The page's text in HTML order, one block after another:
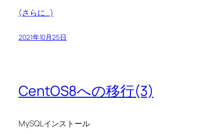
(さらに…)
2021年10月25日
CentOS8への移行(3)
MySQLインストール